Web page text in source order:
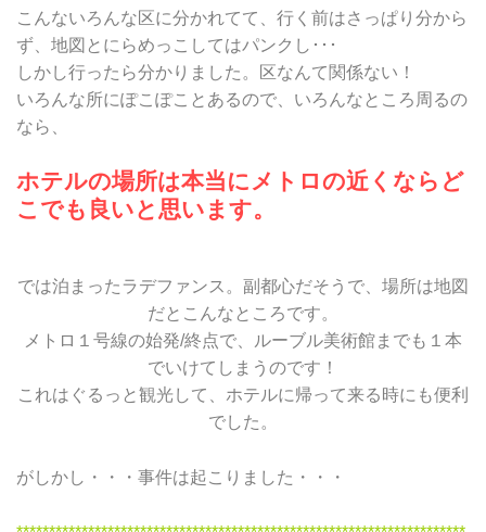
こんないろんな区に分かれてて、行く前はさっぱり分から
ず、地図とにらめっこしてはパンクし･･･
しかし行ったら分かりました。区なんて関係ない！
いろんな所にぽこぽことあるので、いろんなところ周るの
なら、
ホテルの場所は本当にメトロの近くならど
こでも良いと思います。
では泊まったラデファンス。副都心だそうで、場所は地図
だとこんなところです。
メトロ１号線の始発/終点で、ルーブル美術館までも１本
でいけてしまうのです！
これはぐるっと観光して、ホテルに帰って来る時にも便利
でした。
がしかし・・・事件は起こりました・・・